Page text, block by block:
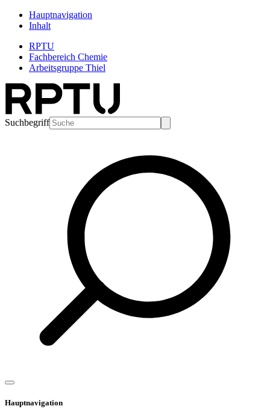
Hauptnavigation
Inhalt
RPTU
Fachbereich Chemie
Arbeitsgruppe Thiel
Suchbegriff
Hauptnavigation